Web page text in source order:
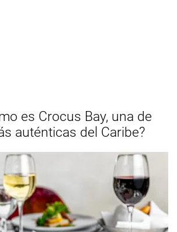
es Crocus Bay, una de
auténticas del Caribe?